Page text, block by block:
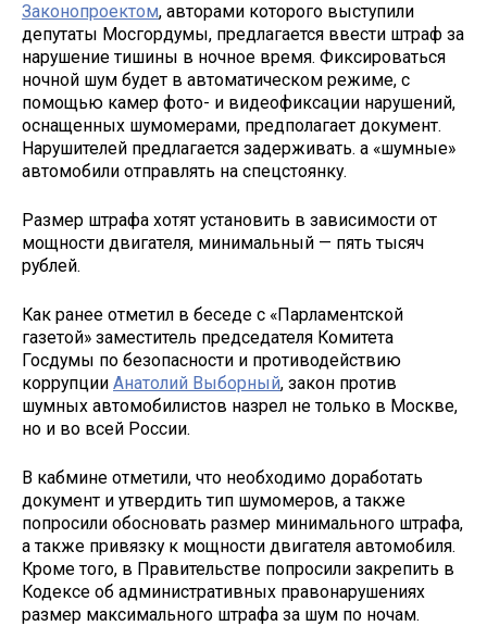
Законопроектом, авторами которого выступили
депутаты Мосгордумы, предлагается ввести штраф за
нарушение тишины в ночное время. Фиксироваться
ночной шум будет в автоматическом режиме, с
помощью камер фото- и видеофиксации нарушений,
оснащенных шумомерами, предполагает документ.
Нарушителей предлагается задерживать. а «шумные»
автомобили отправлять на спецстоянку.
Размер штрафа хотят установить в зависимости от
мощности двигателя, минимальный — пять тысяч
рублей.
Как ранее отметил в беседе с «Парламентской
газетой» заместитель председателя Комитета
Госдумы по безопасности и противодействию
коррупции Анатолий Выборный, закон против
шумных автомобилистов назрел не только в Москве,
но и во всей России.
В кабмине отметили, что необходимо доработать
документ и утвердить тип шумомеров, а также
попросили обосновать размер минимального штрафа,
а также привязку к мощности двигателя автомобиля.
Кроме того, в Правительстве попросили закрепить в
Кодексе об административных правонарушениях
размер максимального штрафа за шум по ночам.